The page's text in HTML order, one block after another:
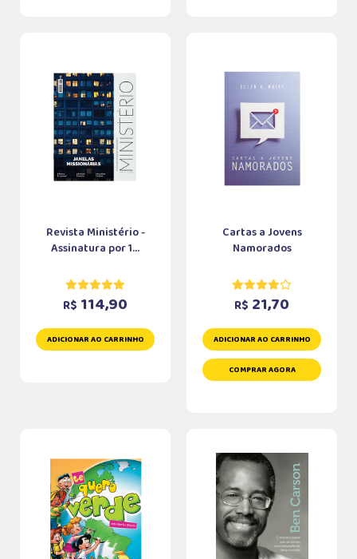
Revista Ministério -
Assinatura por 1...
R$ 114,90
ADICIONAR AO CARRINHO
Cartas a Jovens
Namorados
R$ 21,70
ADICIONAR AO CARRINHO
COMPRAR AGORA